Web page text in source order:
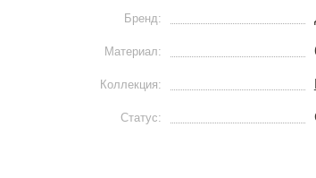
Бренд:
Материал:
Коллекция:
Статус: